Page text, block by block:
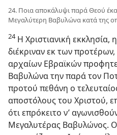
24. Ποια αποκάλυψι παρά Θεού
Μεγαλύτερη Βαβυλώνα κατά της
24Η Χριστιανική εκκλησία,
διέκριναν εκ των
αρχαίων Εβραϊκών
Βαβυλώνα την παρά τον
προτού πεθάνη ο
αποστόλους του Χριστού,
ότι επρόκειτο ν’
Μεγαλυτέρας Βαβυλώνος.